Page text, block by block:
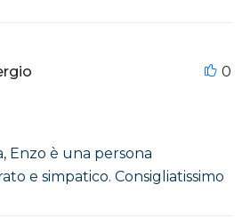
0
Enzo è una persona
e simpatico. Consigliatissimo